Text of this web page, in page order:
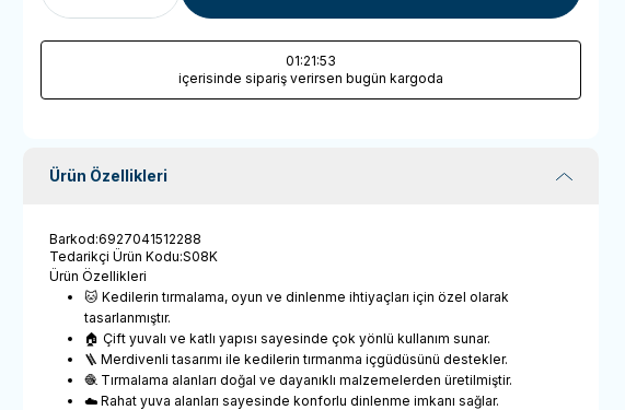
01:21:53
içerisinde sipariş verirsen bugün kargoda
Ürün Özellikleri
Barkod:6927041512288
Tedarikçi Ürün Kodu:S08K
Ürün Özellikleri
🐱 Kedilerin tırmalama, oyun ve dinlenme ihtiyaçları için özel olarak
tasarlanmıştır.
🏠 Çift yuvalı ve katlı yapısı sayesinde çok yönlü kullanım sunar.
🪜 Merdivenli tasarımı ile kedilerin tırmanma içgüdüsünü destekler.
🧶 Tırmalama alanları doğal ve dayanıklı malzemelerden üretilmiştir.
☁️ Rahat yuva alanları sayesinde konforlu dinlenme imkanı sağlar.